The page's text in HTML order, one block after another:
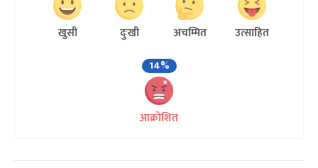
खुसी दुःखी अचम्मित
उत्साहित
14%
आक्रोशित